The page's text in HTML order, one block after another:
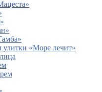
«Море лечит»